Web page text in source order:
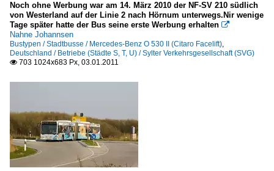
Noch ohne Werbung war am 14. März 2010 der NF-SV 210 südlich
von Westerland auf der Linie 2 nach Hörnum unterwegs.Nir wenige
Tage später hatte der Bus seine erste Werbung erhalten 
Nahne Johannsen
Bustypen / Stadtbusse / Mercedes-Benz O 530 II (Citaro Facelift),
Deutschland / Betriebe (Städte S, T, U) / Sylter Verkehrsgesellschaft (SVG)
 703 1024x683 Px, 03.01.2011